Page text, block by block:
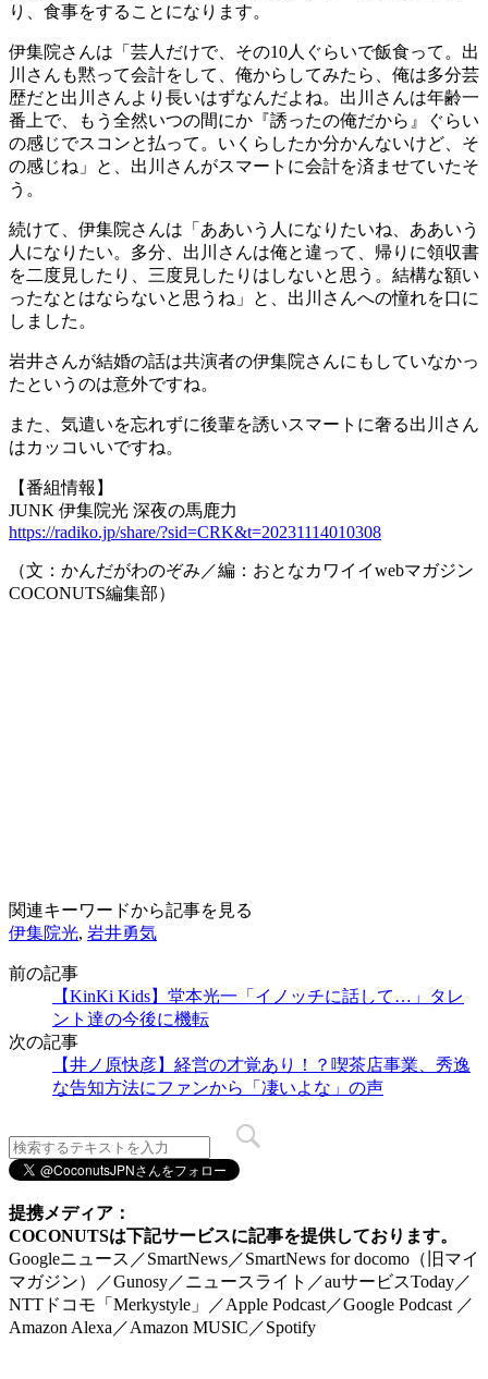
り、食事をすることになります。
伊集院さんは「芸人だけで、その10人ぐらいで飯食って。出
川さんも黙って会計をして、俺からしてみたら、俺は多分芸
歴だと出川さんより長いはずなんだよね。出川さんは年齢一
番上で、もう全然いつの間にか『誘ったの俺だから』ぐらい
の感じでスコンと払って。いくらしたか分かんないけど、そ
の感じね」と、出川さんがスマートに会計を済ませていたそ
う。
続けて、伊集院さんは「ああいう人になりたいね、ああいう
人になりたい。多分、出川さんは俺と違って、帰りに領収書
を二度見したり、三度見したりはしないと思う。結構な額い
ったなとはならないと思うね」と、出川さんへの憧れを口に
しました。
岩井さんが結婚の話は共演者の伊集院さんにもしていなかっ
たというのは意外ですね。
また、気遣いを忘れずに後輩を誘いスマートに奢る出川さん
はカッコいいですね。
【番組情報】
JUNK 伊集院光 深夜の馬鹿力
https://radiko.jp/share/?sid=CRK&t=20231114010308
（文：かんだがわのぞみ／編：おとなカワイイwebマガジン
COCONUTS編集部）
関連キーワードから記事を見る
伊集院光, 岩井勇気
前の記事
【KinKi Kids】堂本光一「イノッチに話して…」タレ
ント達の今後に機転
次の記事
【井ノ原快彦】経営の才覚あり！？喫茶店事業、秀逸
な告知方法にファンから「凄いよな」の声
提携メディア：
COCONUTSは下記サービスに記事を提供しております。
Googleニュース／SmartNews／SmartNews for docomo（旧マイ
マガジン）／Gunosy／ニュースライト／auサービスToday／
NTTドコモ「Merkystyle」／Apple Podcast／Google Podcast ／
Amazon Alexa／Amazon MUSIC／Spotify